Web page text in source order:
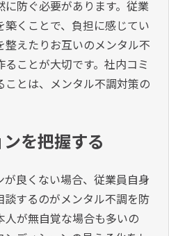
防ぐ必要があります。従業
くことで、負担に感じてい
えたりお互いのメンタル不
ことが大切です。社内コミ
とは、メンタル不調対策の
を把握する
良くない場合、従業員自身
するのがメンタル不調を防
人が無自覚な場合も多いの